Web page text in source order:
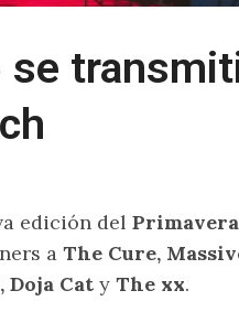
se
edición del
a The Cure,
Doja Cat y The xx.